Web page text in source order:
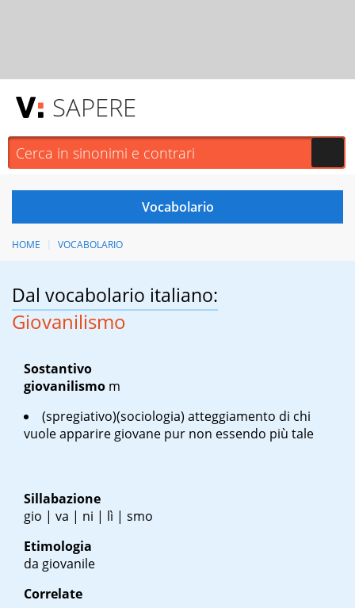
SAPERE
HOME VOCABOLARIO
Dal vocabolario italiano:
Giovanilismo
Sostantivo
giovanilismo m
(spregiativo)(sociologia) atteggiamento di chi
vuole apparire giovane pur non essendo più tale
Sillabazione
gio | va | ni | lì | smo
Etimologia
da giovanile
Correlate